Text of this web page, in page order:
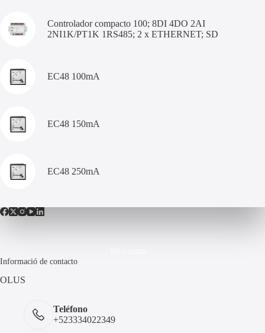
Controlador compacto 100; 8DI 4DO 2AI
2NI1K/PT1K 1RS485; 2 x ETHERNET; SD
EC48 100mA
EC48 150mA
EC48 250mA
Informació de contacto
OLUS
Teléfono
+523334022349